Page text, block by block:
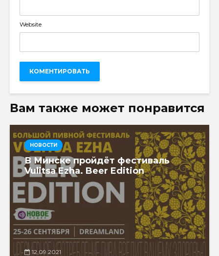
Website
Вам также может понравится
НОВОСТИ
В Минске пройдёт фестиваль
Vulitsa Ezha. Beer Edition
12.09.2021